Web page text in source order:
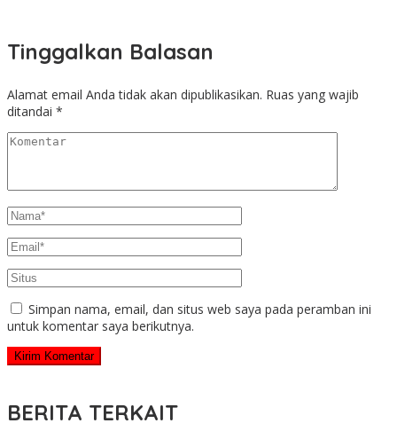
Tinggalkan Balasan
Alamat email Anda tidak akan dipublikasikan. Ruas yang wajib
ditandai *
Simpan nama, email, dan situs web saya pada peramban ini
untuk komentar saya berikutnya.
BERITA TERKAIT